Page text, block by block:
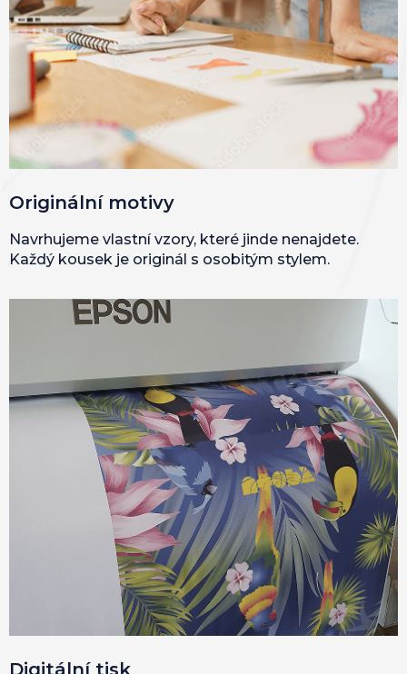
Originální motivy
Navrhujeme vlastní vzory, které jinde nenajdete.
Každý kousek je originál s osobitým stylem.
Digitální tisk